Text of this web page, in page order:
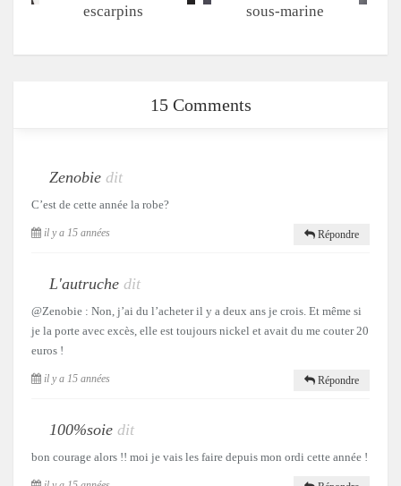
escarpins
sous-marine
15 Comments
Zenobie dit
C’est de cette année la robe?
il y a 15 années Répondre
L'autruche dit
@Zenobie : Non, j’ai du l’acheter il y a deux ans je crois. Et même si
je la porte avec excès, elle est toujours nickel et avait du me couter 20
euros !
il y a 15 années Répondre
100%soie dit
bon courage alors !! moi je vais les faire depuis mon ordi cette année !